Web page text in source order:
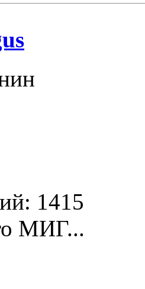
1415
МИГ...